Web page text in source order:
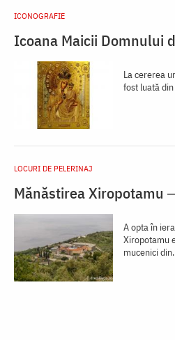
ICONOGRAFIE
Icoana Maicii Domnului
La cererea
fost luată
LOCURI DE PELERINAJ
Mănăstirea Xiropotamu
A opta în
Xiropotamu
mucenici